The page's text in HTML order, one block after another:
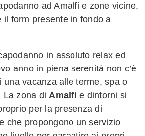
ad Amalfi e zone vicine,
il form presente in fondo a
in assoluto relax ed
anno in piena serenità non c’è
una vacanza alle terme, spa o
La zona di Amalfi e dintorni si
per la presenza di
che propongono un servizio